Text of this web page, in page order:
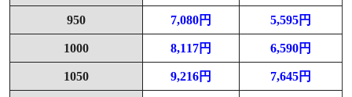
950 7,080円 5,595円
1000 8,117円 6,590円
1050 9,216円 7,645円